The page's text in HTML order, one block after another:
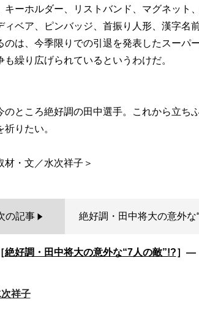
キーホルダー、リストバンド、マグネット
ィベア、ピンバッジ、首振り人形、漢字名
のは、今季限りでの引退を発表したスーパ
も繰り広げられているというわけだ。
ところ絶好調の田中選手。これから立ち
祈りたい。
の記事 絶好調・田中将大の意外な
絶好調・田中将大の意外な“7人の敵”!?］―
祥子